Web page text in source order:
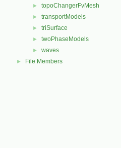
► topoChangerFvMesh
► transportModels
► triSurface
► twoPhaseModels
► waves
► File Members